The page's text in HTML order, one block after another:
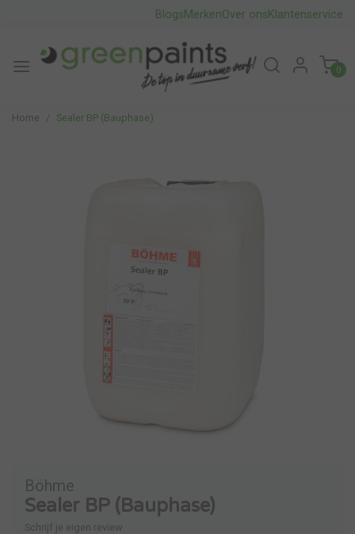
BlogsMerkenOver onsKlantenservice
0
Home Sealer BP (Bauphase)
Böhme
Sealer BP (Bauphase)
Schrijf je eigen review